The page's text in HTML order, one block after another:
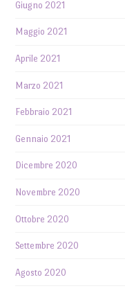
Giugno 2021
Maggio 2021
Aprile 2021
Marzo 2021
Febbraio 2021
Gennaio 2021
Dicembre 2020
Novembre 2020
Ottobre 2020
Settembre 2020
Agosto 2020